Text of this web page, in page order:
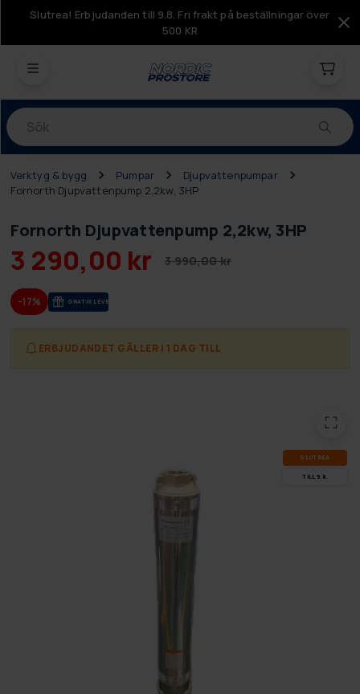
Slutrea! Erbjudanden till 9.8. Fri frakt på beställningar över
500 KR
Produkter
Verktyg & bygg Pumpar
Djupvattenpumpar
Fornorth Djupvattenpump 2,2kw, 3HP
Fornorth Djupvattenpump 2,2kw, 3HP
3 290,00 kr 3 990,00 kr
-17% GRA­TIS LE­VE­RANS
ERBJUDANDET GÄLLER I 1 DAG TILL
SLUT­REA
TILL 9.8.